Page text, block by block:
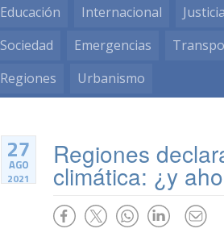
Educación
Internacional Justicia
Sociedad
Emergencias
Regiones
Urbanismo
27
AGO
2021
Regiones
climática: ¿y